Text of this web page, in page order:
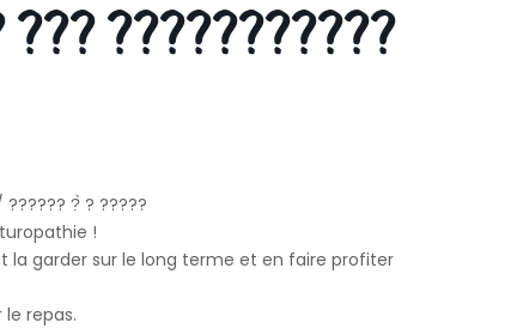
???????????
?̀ ? ?????
!
la garder sur le long terme et en faire profiter
repas.